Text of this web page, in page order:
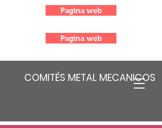
COMITÉS METAL MECANICOS
Pagina web
Pagina web